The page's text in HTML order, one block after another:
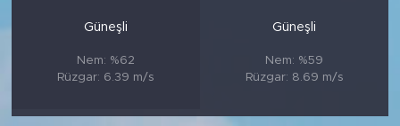
Güneşli
Nem: %62
Rüzgar: 6.39 m/s
Güneşli
Nem: %59
Rüzgar: 8.69 m/s